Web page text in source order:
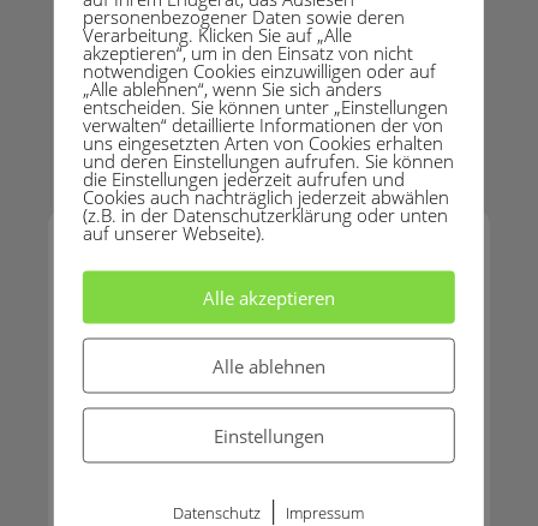
DU WILLST DAUERHAFT
ZUGANG ZU ALLEN
EXPERTEN-
INTERVIEWS?
personenbezogener Daten sowie deren
Verarbeitung. Klicken Sie auf „Alle
akzeptieren“, um in den Einsatz von nicht
notwendigen Cookies einzuwilligen oder auf
„Alle ablehnen“, wenn Sie sich anders
entscheiden. Sie können unter „Einstellungen
verwalten“ detaillierte Informationen der von
uns eingesetzten Arten von Cookies erhalten
und deren Einstellungen aufrufen. Sie können
die Einstellungen jederzeit aufrufen und
Cookies auch nachträglich jederzeit abwählen
(z.B. in der Datenschutzerklärung oder unten
auf unserer Webseite).
Alle akzeptieren
Alle ablehnen
Einstellungen
Datenschutz | Impressum